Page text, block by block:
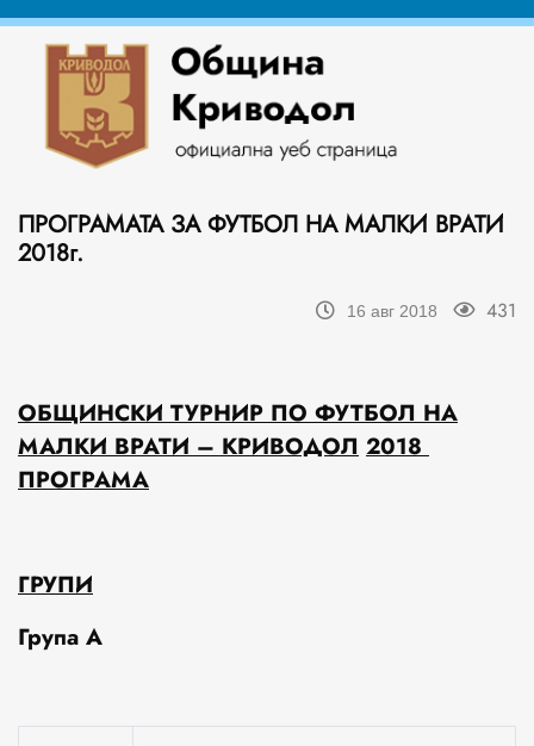
ПРОГРАМАТА ЗА ФУТБОЛ НА МАЛКИ ВРАТИ
2018г.
16 авг 2018 431
ОБЩИНСКИ ТУРНИР ПО ФУТБОЛ НА
МАЛКИ ВРАТИ – КРИВОДОЛ 2018
ПРОГРАМА
ГРУПИ
Група А